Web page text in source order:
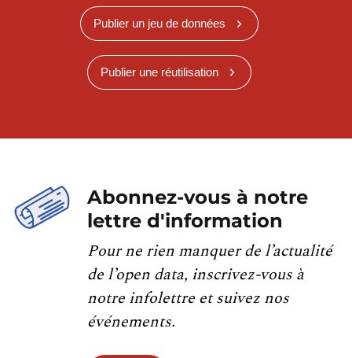
Publier un jeu de données
Publier une réutilisation
Abonnez-vous à notre
lettre d'information
Pour ne rien manquer de l’actualité
de l’open data, inscrivez-vous à
notre infolettre et suivez nos
événements.